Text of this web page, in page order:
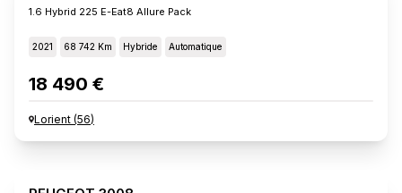
1.6 Hybrid 225 E-Eat8 Allure Pack
2021 68 742 Km Hybride Automatique
18 490 €
Lorient (56)